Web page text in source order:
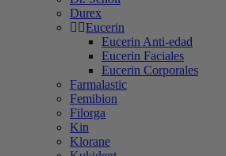
Durex
Eucerin
Eucerin Anti-edad
Eucerin Faciales
Eucerin Corporales
Farmalastic
Femibion
Filorga
Kin
Klorane